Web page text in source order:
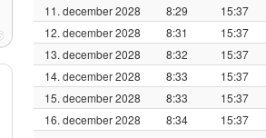
11. december 2028
8:29 15:37
12. december 2028
8:31 15:37
13. december 2028
8:32 15:37
14. december 2028
8:33 15:37
15. december 2028
8:33 15:37
16. december 2028
8:34 15:37